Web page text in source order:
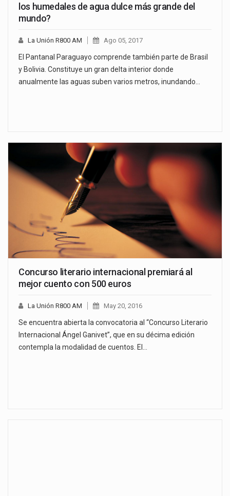
los humedales de agua dulce más grande del
mundo?
La Unión R800 AM Ago 05, 2017
El Pantanal Paraguayo comprende también parte de Brasil
y Bolivia. Constituye un gran delta interior donde
anualmente las aguas suben varios metros, inundando…
Concurso literario internacional premiará al
mejor cuento con 500 euros
La Unión R800 AM May 20, 2016
Se encuentra abierta la convocatoria al “Concurso Literario
Internacional Ángel Ganivet”, que en su décima edición
contempla la modalidad de cuentos. El…